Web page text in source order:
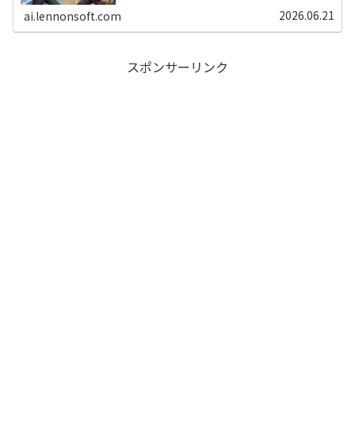
ai.lennonsoft.com 2026.06.21
スポンサーリンク